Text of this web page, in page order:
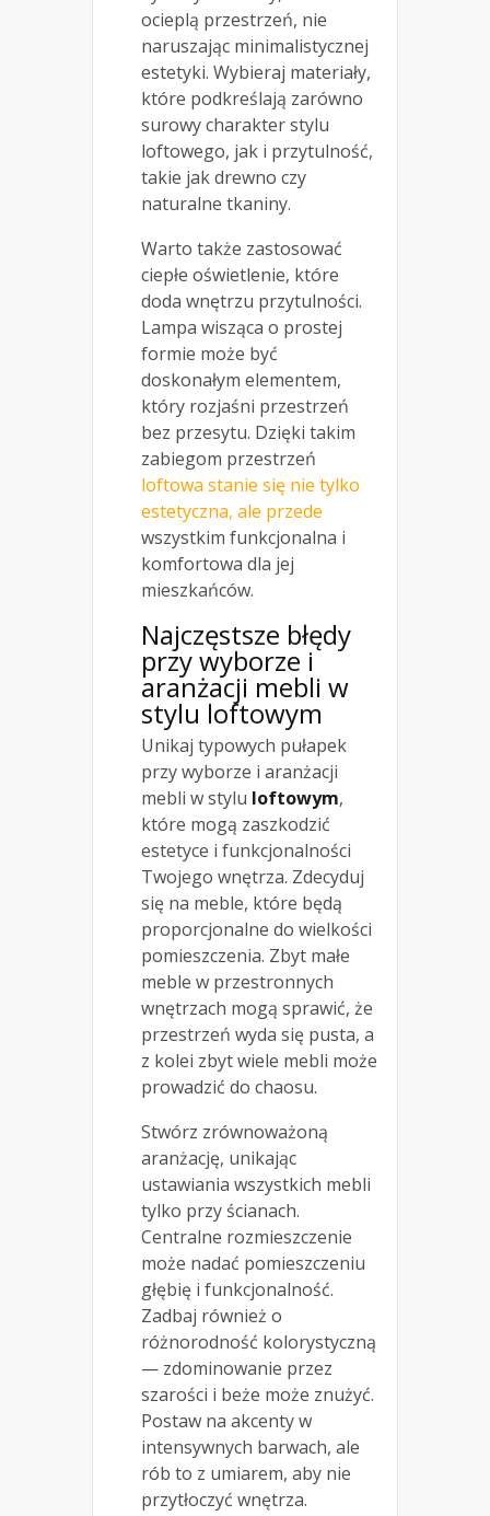
ocieplą przestrzeń, nie
naruszając minimalistycznej
estetyki. Wybieraj materiały,
które podkreślają zarówno
surowy charakter stylu
loftowego, jak i przytulność,
takie jak drewno czy
naturalne tkaniny.
Warto także zastosować
ciepłe oświetlenie, które
doda wnętrzu przytulności.
Lampa wisząca o prostej
formie może być
doskonałym elementem,
który rozjaśni przestrzeń
bez przesytu. Dzięki takim
zabiegom przestrzeń
loftowa stanie się nie tylko
estetyczna, ale przede
wszystkim funkcjonalna i
komfortowa dla jej
mieszkańców.
Najczęstsze błędy
przy wyborze i
aranżacji mebli w
stylu loftowym
Unikaj typowych pułapek
przy wyborze i aranżacji
mebli w stylu loftowym,
które mogą zaszkodzić
estetyce i funkcjonalności
Twojego wnętrza. Zdecyduj
się na meble, które będą
proporcjonalne do wielkości
pomieszczenia. Zbyt małe
meble w przestronnych
wnętrzach mogą sprawić, że
przestrzeń wyda się pusta, a
z kolei zbyt wiele mebli może
prowadzić do chaosu.
Stwórz zrównoważoną
aranżację, unikając
ustawiania wszystkich mebli
tylko przy ścianach.
Centralne rozmieszczenie
może nadać pomieszczeniu
głębię i funkcjonalność.
Zadbaj również o
różnorodność kolorystyczną
— zdominowanie przez
szarości i beże może znużyć.
Postaw na akcenty w
intensywnych barwach, ale
rób to z umiarem, aby nie
przytłoczyć wnętrza.